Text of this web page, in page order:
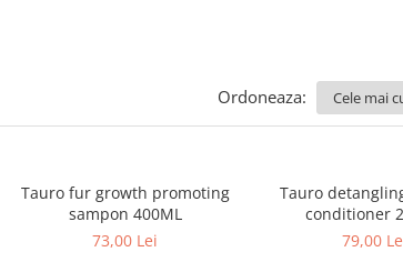
Ordoneaza:
Tauro fur growth promoting
sampon 400ML
73,00 Lei
Tauro
conditioner
79,00